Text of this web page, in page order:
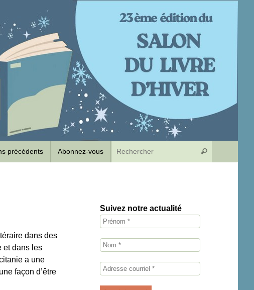
précédents Abonnez-vous Rechercher
dans des
et dans les
a une
façon d’être
Suivez notre actualité